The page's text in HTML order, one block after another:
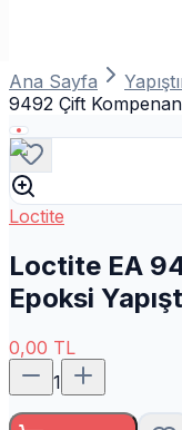
Ana Sayfa
9492 Çift
Loctite
Loctite EA
Epoksi
0,00 TL
1